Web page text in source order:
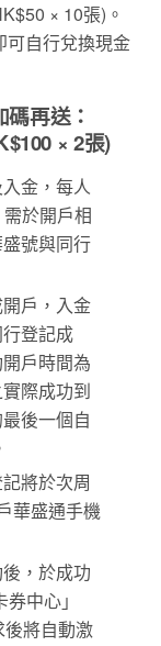
× 10張)。
可自行兌換現金
再送：
× 2張)
金，每人
於開戶相
號與同行
戶，入金
登記成
戶時間為
際成功到
後一個自
將於次周
華盛通手機
，於成功
中心」
將自動激